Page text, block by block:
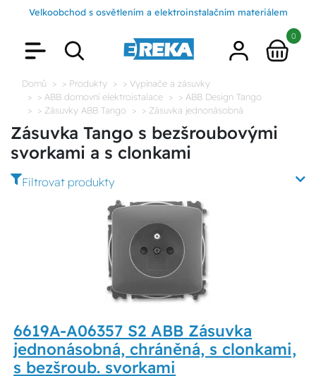
Velkoobchod s osvětlením a elektroinstalačním materiálem
0
Domů > Produkty
> Vypínače a zásuvky
> ABB domovní elektroistalace
> ABB Design Tango
> Zásuvky ABB Tango
> Zásuvka jednonásobná
Zásuvka Tango s bezšroubovými
svorkami a s clonkami
Filtrovat produkty
6619A-A06357 S2 ABB Zásuvka
jednonásobná, chráněná, s clonkami,
s bezšroub. svorkami